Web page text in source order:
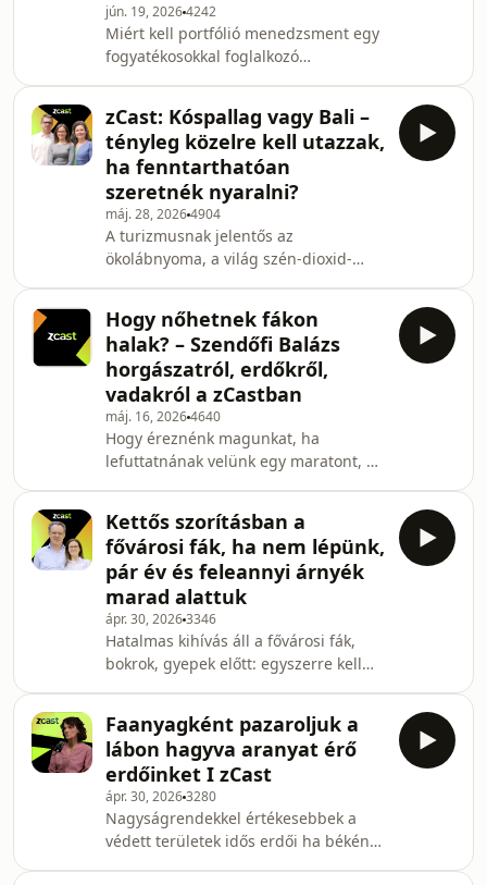
zCast podcast tavaszi-nyári évadjának
utolsó adásában. De hogyan lehet ezt
elérni? Hogyan lehet összehangolni a
rendszerszintű változtat
jún. 19, 20264242
Miért kell portfólió menedzsment egy
fogyatékosokkal foglalkozó
belőle Magyarországon? A zCast eheti
vendége Jakubinyi László, a
Szimbiózis Alapítvány kuratóriumi
elnöke, aki mesél arról, hogyan járult
hozzá a román securitate-től kapott
verés, hogy fogyatékosokkal kezdjen
foglalkozni,, hogyan lehet autistákat
sikeresen in
zCast: Kóspallag vagy Bali –
tényleg közelre kell utazzak,
ha fenntarthatóan
szeretnék nyaralni?
máj. 28, 20264904
A turizmusnak jelentős az
ökolábnyoma, a világ szén-dioxid-
társadalmi és természeti hatásokról.
De hogyan csökkenthetjük ezeket?
Hova utazzunk, és mit csináljunk,
hogy szabadidős programjainkkal
lehető legkevésbé járuljunk hozzá a
természeti erőforrások
túlhasználatához, vagy akár segítsük
a megújulásukat? A zCast utazási
szezon kezde
Hogy nőhetnek fákon
halak? – Szendőfi Balázs
horgászatról, erdőkről,
vadakról a zCastban
máj. 16, 20264640
Hogy éreznénk magunkat, ha
lefuttatnának velünk egy maratont, és
halszemszögból a sporthorgászat
árnyoldalára Szendőfi Balázs
természetfilmes, halkutató, aki
könyvet írt az itthon legtöbbek által
űzött szabadidős tevékenységről. A
természetvédelemben konfrontatív
stílusáról ismert filmesnek határozott
véleménye van nem csak a
horgászatról,
Kettős szorításban a
fővárosi fák, ha nem lépünk,
pár év és feleannyi árnyék
marad alattuk
ápr. 30, 20263346
Hatalmas kihívás áll a fővárosi fák,
bokrok, gyepek előtt: egyszerre kell
tompítani a klímaváltozás mind
súlyosabb hatásait, miközben maguk
is az életben maradásért küzdenek a
változó éghajlati körülmények között.
Ráadásul eleve hátrányból indulnak a
korábbi évtizedek
alulfinanszírozottsága miatt. Többek
Faanyagként pazaroljuk a
lábon hagyva aranyat érő
erdőinket I zCast
ápr. 30, 20263280
Nagyságrendekkel értékesebbek a
védett területek idős erdői ha békén